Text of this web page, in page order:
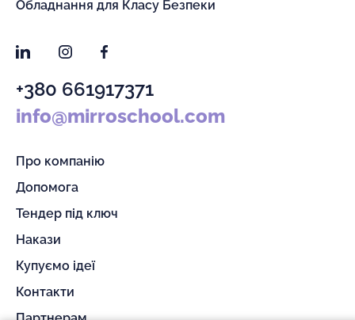
Обладнання для Класу Безпеки
LinkedInInstagramFacebook
+380 661917371
info@mirroschool.com
Про компанію
Допомога
Тендер під ключ
Накази
Купуємо ідеї
Контакти